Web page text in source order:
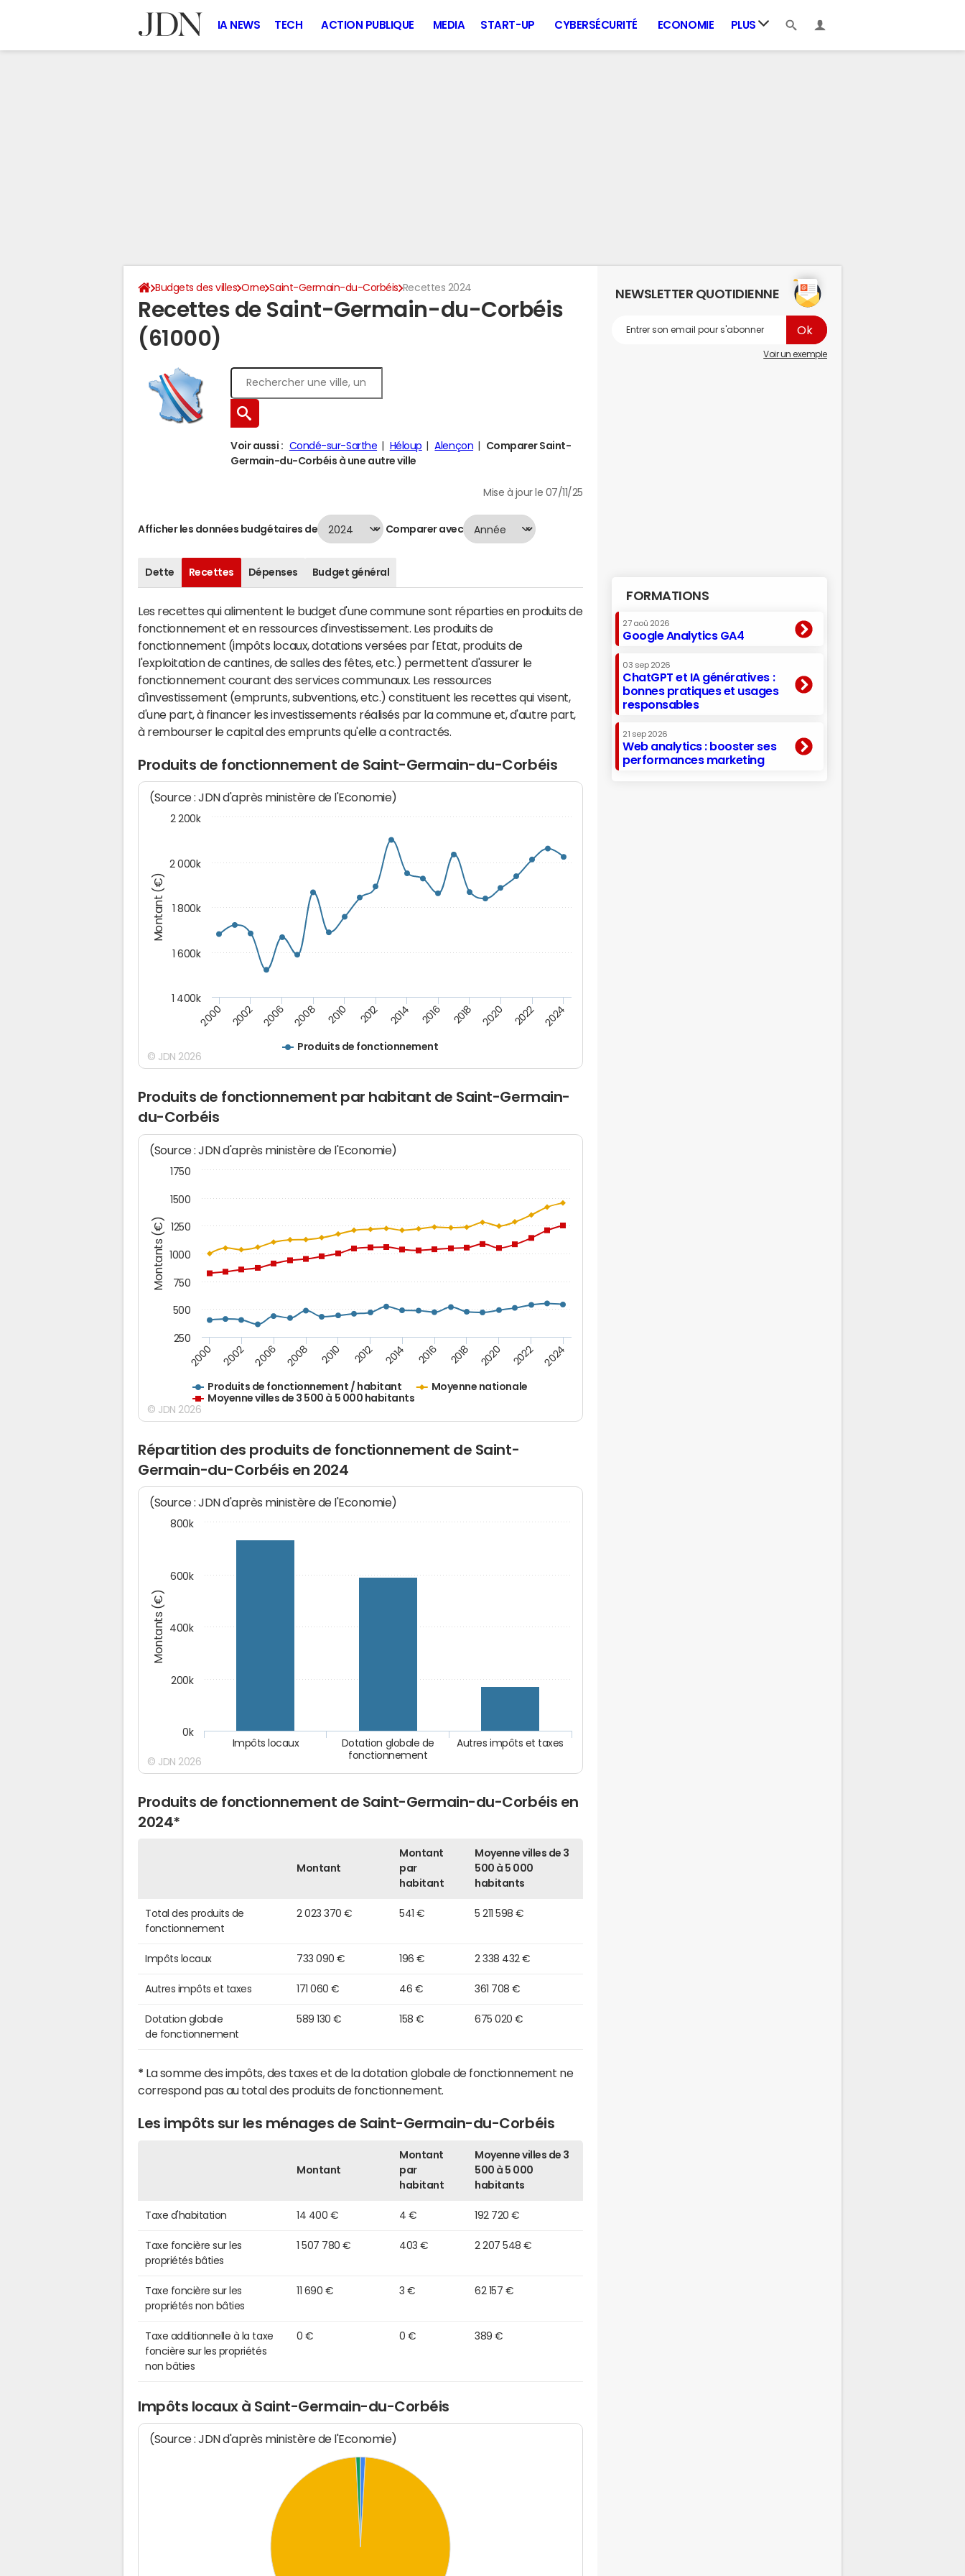
IA NEWS TECH ACTION PUBLIQUE MEDIA START-UP CYBERSÉCURITÉ ECONOMIE PLUS
Budgets des villes Orne Saint-Germain-du-Corbéis Recettes 2024
Recettes de Saint-Germain-du-Corbéis
(61000)
Voir aussi : Condé-sur-Sarthe Héloup Alençon
Comparer Saint-
Germain-du-Corbéis à une autre ville
Mise à jour le 07/11/25
Afficher les données budgétaires de Comparer avec
Dette Recettes Dépenses Budget général
Les recettes qui alimentent le budget d'une commune sont réparties en produits de
fonctionnement et en ressources d'investissement. Les produits de
fonctionnement (impôts locaux, dotations versées par l'Etat, produits de
l'exploitation de cantines, de salles des fêtes, etc.) permettent d'assurer le
fonctionnement courant des services communaux. Les ressources
d'investissement (emprunts, subventions, etc.) constituent les recettes qui visent,
d'une part, à financer les investissements réalisés par la commune et, d'autre part,
à rembourser le capital des emprunts qu'elle a contractés.
Produits de fonctionnement de Saint-Germain-du-Corbéis
Montant (€)
(Source : JDN d'après ministère de l'Economie)
Produits de fonctionnement
2000 2002 2006 2008 2010 2012 2014 2016 2018 2020 2022 2024
1 400k
1 600k
1 800k
2 000k
2 200k
© JDN 2026
Produits de fonctionnement par habitant de Saint-Germain-
du-Corbéis
Montants (€)
(Source : JDN d'après ministère de l'Economie)
Produits de fonctionnement / habitant
Moyenne nationale
Moyenne villes de 3 500 à 5 000 habitants
2000 2002 2006 2008 2010 2012 2014 2016 2018 2020 2022 2024
250
500
750
1000
1250
1500
1750
© JDN 2026
Répartition des produits de fonctionnement de Saint-
Germain-du-Corbéis en 2024
Montants (€)
(Source : JDN d'après ministère de l'Economie)
Autres impôts et taxes
Dotation globale de
fonctionnement
Impôts locaux
0k
200k
400k
600k
800k
© JDN 2026
Produits de fonctionnement de Saint-Germain-du-Corbéis en
2024*
Montant
Montant
par
habitant
Moyenne villes de 3
500 à 5 000
habitants
Total des produits de
fonctionnement
2 023 370 € 541 € 5 211 598 €
Impôts locaux 733 090 € 196 € 2 338 432 €
Autres impôts et taxes 171 060 € 46 € 361 708 €
Dotation globale
de fonctionnement
589 130 € 158 € 675 020 €
* La somme des impôts, des taxes et de la dotation globale de fonctionnement ne
correspond pas au total des produits de fonctionnement.
Les impôts sur les ménages de Saint-Germain-du-Corbéis
Montant
Montant
par
habitant
Moyenne villes de 3
500 à 5 000
habitants
Taxe d'habitation 14 400 € 4 € 192 720 €
Taxe foncière sur les
propriétés bâties
1 507 780 € 403 € 2 207 548 €
Taxe foncière sur les
propriétés non bâties
11 690 € 3 € 62 157 €
Taxe additionnelle à la taxe
foncière sur les propriétés
non bâties
0 € 0 € 389 €
Impôts locaux à Saint-Germain-du-Corbéis
(Source : JDN d'après ministère de l'Economie)
NEWSLETTER QUOTIDIENNE
Voir un exemple
FORMATIONS
27 aoû 2026
Google Analytics GA4
03 sep 2026
ChatGPT et IA génératives :
bonnes pratiques et usages
responsables
21 sep 2026
Web analytics : booster ses
performances marketing